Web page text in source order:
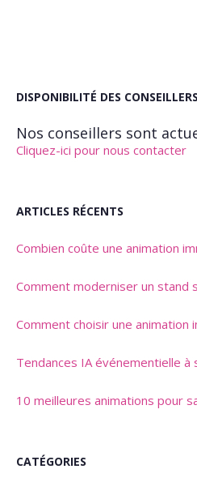
DISPONIBILITÉ DES CONSEILLERS
Nos conseillers sont
Cliquez-ici pour nous contacter
ARTICLES RÉCENTS
Combien coûte une animation
Comment moderniser un stand
Comment choisir une animation
Tendances IA événementielle à
10 meilleures animations pour
CATÉGORIES